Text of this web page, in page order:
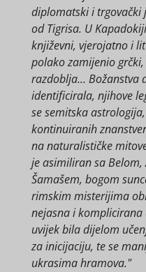
diplomatski i trgovački
od Tigrisa. U
književni, vjerojatno i
polako zamijenio
razdoblja... Božanstva
identificirala, njihove
se semitska
kontinuiranih
na naturalističke
je asimiliran sa
Šamašem, bogom
rimskim misterijima
nejasna i
uvijek bila dijelom
za inicijaciju, te se
ukrasima hramova."